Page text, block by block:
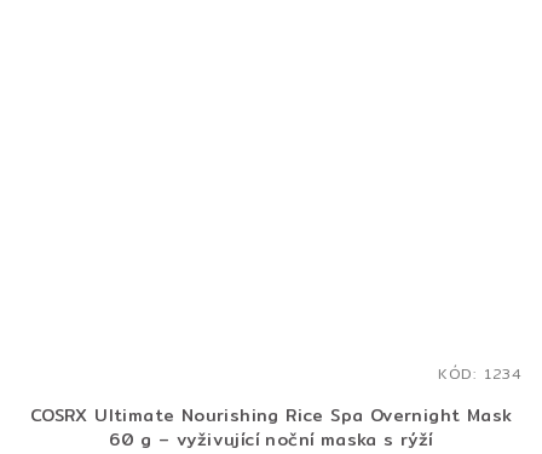
COSRX Ultimate Nourishing Rice Spa Overnight Mask
60 g – vyživující noční maska s rýží
KÓD: 1234